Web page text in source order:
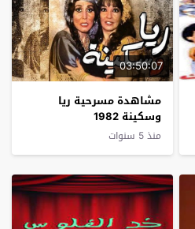
03:50:07
مشاهدة مسرحية ريا
وسكينة 1982
منذ 5 سنوات